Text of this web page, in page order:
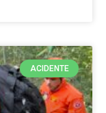
ACIDENTE